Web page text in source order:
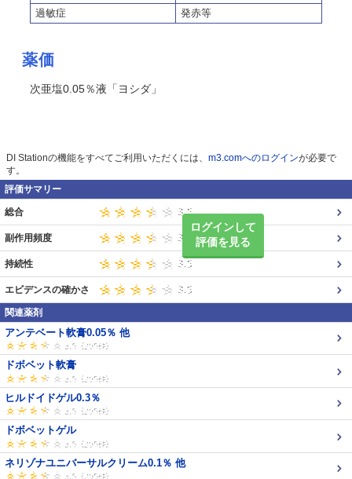
過敏症
発赤等
薬価
次亜塩0.05％液「ヨシダ」
DI Stationの機能をすべてご利用いただくには、 m3.comへのログインが必要で
す。
評価サマリー
ログインして
評価を見る
総合
副作用頻度
持続性
エビデンスの確かさ
関連薬剤
アンテベート軟膏0.05％ 他
ドボベット軟膏
ヒルドイドゲル0.3％
ドボベットゲル
ネリゾナユニバーサルクリーム0.1％ 他